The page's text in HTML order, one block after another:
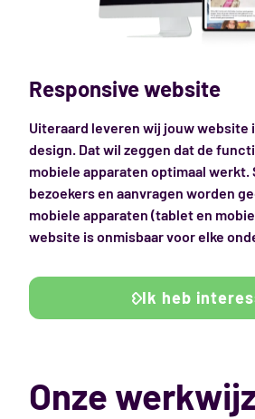
Responsive website
Uiteraard leveren wij jouw website
design. Dat wil zeggen dat de
mobiele apparaten optimaal werkt.
bezoekers en aanvragen worden
mobiele apparaten (tablet en
website is onmisbaar voor elke
Ik heb
Onze